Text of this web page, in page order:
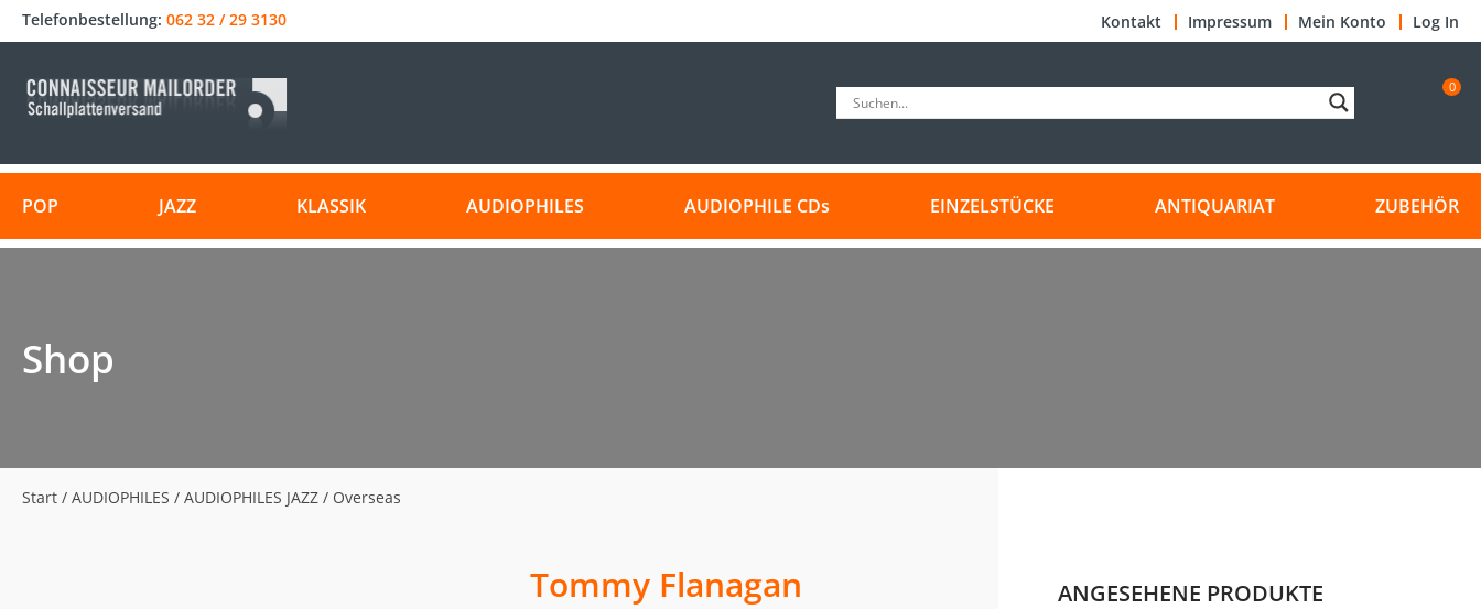
Telefonbestellung: 062 32 / 29 3130 Kontakt Impressum Mein Konto Log In
0
POP JAZZ KLASSIK AUDIOPHILES AUDIOPHILE CDs EINZELSTÜCKE ANTIQUARIAT ZUBEHÖR
Shop
Start / AUDIOPHILES / AUDIOPHILES JAZZ / Overseas
Tommy Flanagan ANGESEHENE PRODUKTE